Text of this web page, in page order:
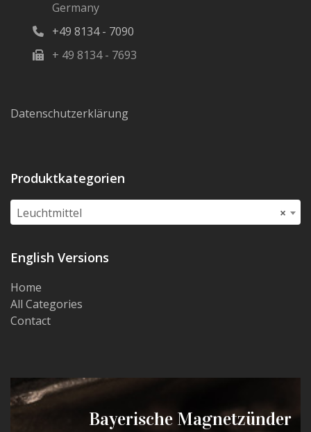
Germany
+49 8134 - 7090
+ 49 8134 - 7693
Datenschutzerklärung
Produktkategorien
×
Leuchtmittel
English Versions
Home
All Categories
Contact
Bayerische Magnetzünder